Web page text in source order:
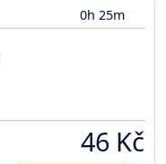
0h 25m
46 Kč